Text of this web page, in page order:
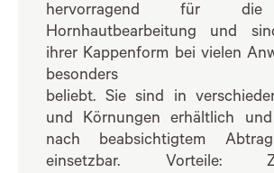
hervorragend für die
Hornhautbearbeitung und
ihrer Kappenform bei vielen
besonders
beliebt. Sie sind in
und Körnungen erhältlich
nach beabsichtigtem
einsetzbar. Vorteile: